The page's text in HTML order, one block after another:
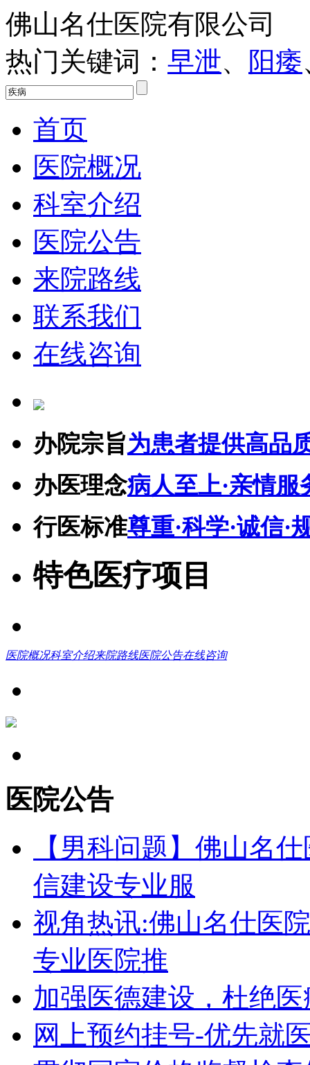
佛山名仕医院有限公司
热门关键词： 早泄、 阳痿
首页
医院概况
科室介绍
医院公告
来院路线
联系我们
在线咨询
办院宗旨为患者提供高品
办医理念病人至上·亲情服
行医标准尊重·科学·诚信·
特色医疗项目
医院概况科室介绍来院路线医院公告在线咨询
医院公告
【男科问题】佛山名
信建设专业服
视角热讯:佛山名仕医
专业医院推
加强医德建设，杜绝
网上预约挂号-优先就